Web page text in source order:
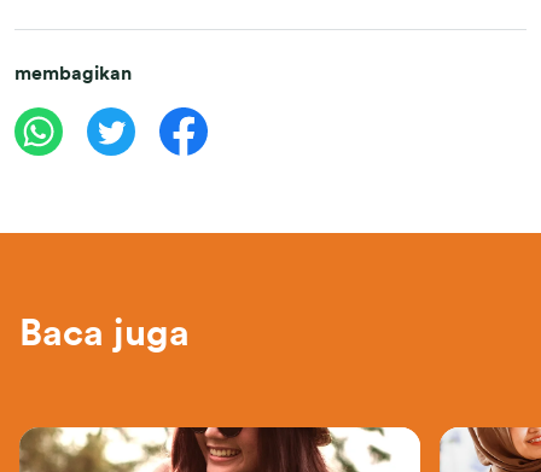
membagikan
Baca juga